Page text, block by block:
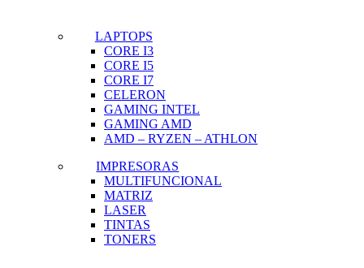
LAPTOPS
CORE I3
CORE I5
CORE I7
CELERON
GAMING INTEL
GAMING AMD
AMD – RYZEN – ATHLON
IMPRESORAS
MULTIFUNCIONAL
MATRIZ
LASER
TINTAS
TONERS